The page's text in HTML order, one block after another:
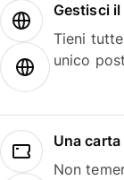
Gestisci
Tieni
unico
Una
Non